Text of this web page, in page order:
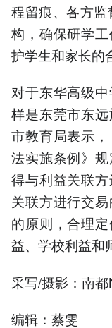
程留痕、各方监
构，确保研学
护学生和家长的
对于东华高级
样是东莞市东
市教育局表示
法实施条例》
得与利益关联
关联方进行交
的原则，合理
益、学校利益和
采写/摄影：南
编辑：蔡雯